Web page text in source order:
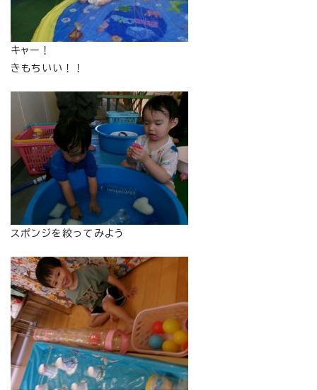
キャー！
きもちいい！！
スポンジを絞ってみよう